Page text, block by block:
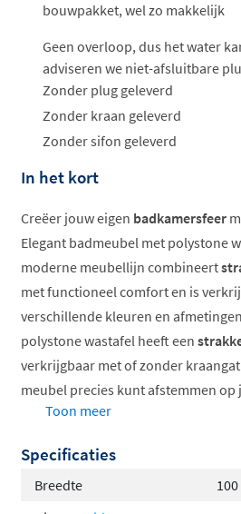
bouwpakket, wel zo makkelijk
Geen overloop, dus het water
adviseren we niet-afsluitbare
Zonder plug geleverd
Zonder kraan geleverd
Zonder sifon geleverd
In het kort
Creëer jouw eigen badkamersfeer
Elegant badmeubel met polystone
moderne meubellijn combineert
met functioneel comfort en is
verschillende kleuren en
polystone wastafel heeft een
verkrijgbaar met of zonder
meubel precies kunt afstemmen op
Verkrijgbaar in diverse kleuren
Keuze uit symmetrisch of a-
Toon meer
Specificaties
Breedte